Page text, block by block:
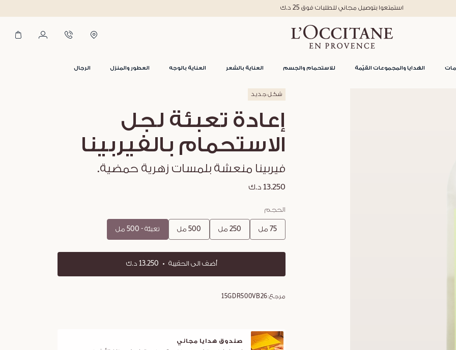
الهدايا والمجموعات القيّمة للاستحمام والجسم العناية بالشعر العناية بالوجه العطور والمنزل الرجال
استمتعوا بتوصيل مجاني للطلبات فوق 25 د.ك
شكل جديد
إعادة تعبئة لجل
الاستحمام بالفيربينا
فيربينا منعشة بلمسات زهرية حمضية.
13.250 د.ك
الحجم
75 مل 250 مل 500 مل تعبئة - 500 مل
أضف الى الحقيبة 13.250 د.ك
مرجع:15GDR500VB26
صندوق هدايا مجاني